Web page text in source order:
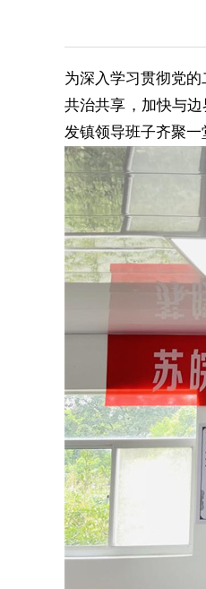
为深入学习贯彻党
共治共享，加快与
发镇领导班子齐聚